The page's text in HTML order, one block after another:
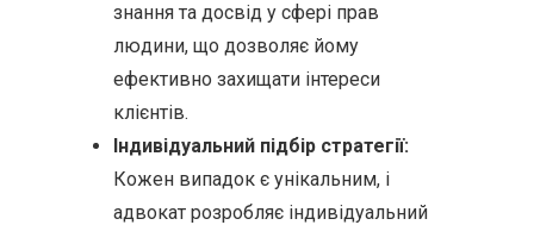
знання та досвід у сфері прав
людини, що дозволяє йому
ефективно захищати інтереси
клієнтів.
Індивідуальний підбір стратегії:
Кожен випадок є унікальним, і
адвокат розробляє індивідуальний